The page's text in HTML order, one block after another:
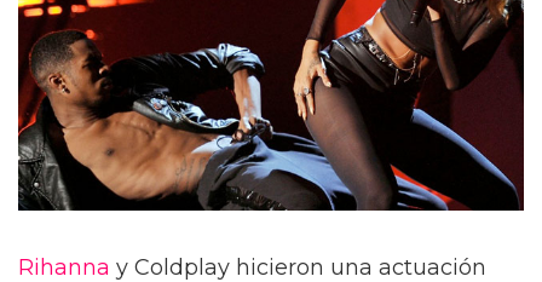
Rihanna y Coldplay hicieron una actuación